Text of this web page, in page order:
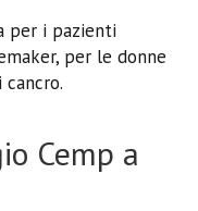
per i pazienti
per le donne
Cemp a